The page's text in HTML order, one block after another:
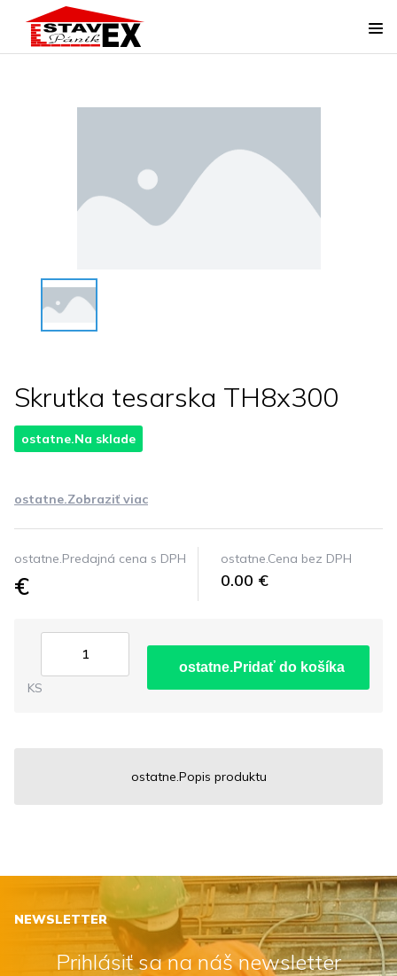
Skrutka tesarska TH8x300
ostatne.Na sklade
ostatne.Zobraziť viac
ostatne.Predajná cena s DPH
€
ostatne.Cena bez DPH
0.00 €
KS
ostatne.Pridať do košíka
ostatne.Popis produktu
NEWSLETTER
Prihlásiť sa na náš newsletter